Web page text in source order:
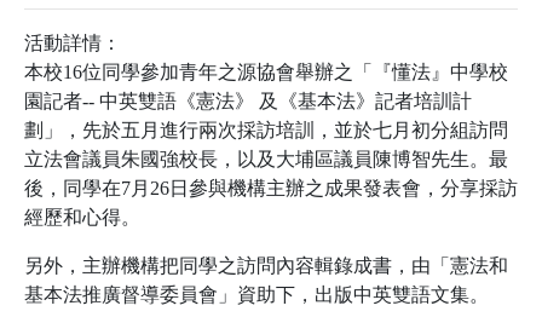
活動詳情：
本校16位同學參加青年之源協會舉辦之「『懂法』中學校
園記者-- 中英雙語《憲法》 及《基本法》記者培訓計
劃」，先於五月進行兩次採訪培訓，並於七月初分組訪問
立法會議員朱國強校長，以及大埔區議員陳博智先生。最
後，同學在7月26日參與機構主辦之成果發表會，分享採訪
經歷和心得。
另外，主辦機構把同學之訪問內容輯錄成書，由「憲法和
基本法推廣督導委員會」資助下，出版中英雙語文集。